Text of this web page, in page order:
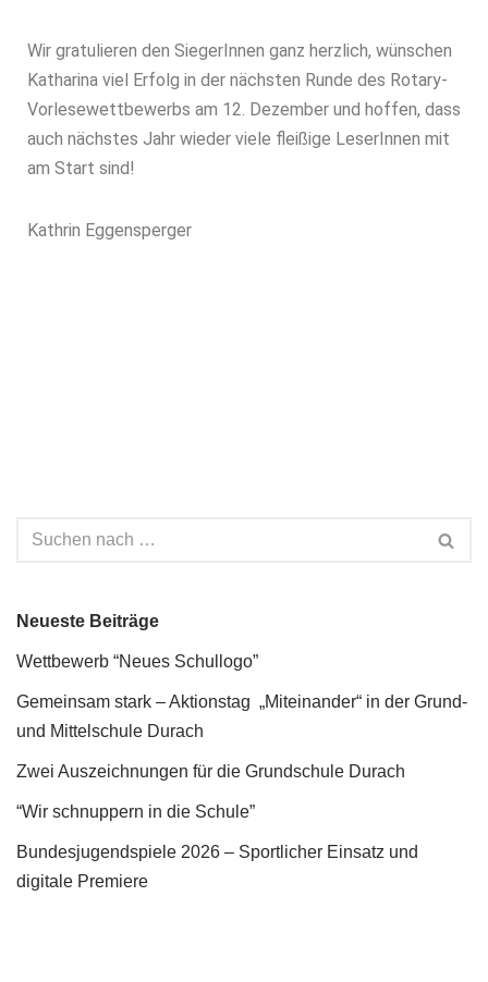
Wir gratulieren den SiegerInnen ganz herzlich, wünschen
Katharina viel Erfolg in der nächsten Runde des Rotary-
Vorlesewettbewerbs am 12. Dezember und hoffen, dass
auch nächstes Jahr wieder viele fleißige LeserInnen mit
am Start sind!
Kathrin Eggensperger
Neueste Beiträge
Wettbewerb “Neues Schullogo”
Gemeinsam stark – Aktionstag „Miteinander“ in der Grund-
und Mittelschule Durach
Zwei Auszeichnungen für die Grundschule Durach
“Wir schnuppern in die Schule”
Bundesjugendspiele 2026 – Sportlicher Einsatz und
digitale Premiere